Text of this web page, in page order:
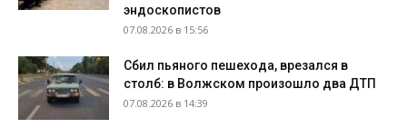
эндоскопистов
07.08.2026 в 15:56
Сбил пьяного пешехода, врезался в
столб: в Волжском произошло два ДТП
07.08.2026 в 14:39